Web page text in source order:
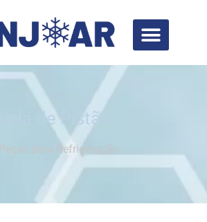
Biela de Pistão
Peças para Refrigeração